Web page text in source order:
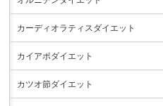
カーディオラティスダイエット
カイアポダイエット
カツオ節ダイエット